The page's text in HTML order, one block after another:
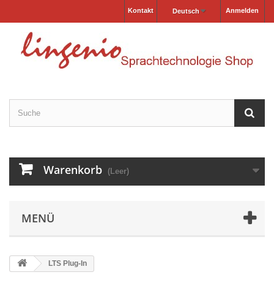
Anmelden
Deutsch
Kontakt
Warenkorb (Leer)
MENÜ
LTS Plug-In